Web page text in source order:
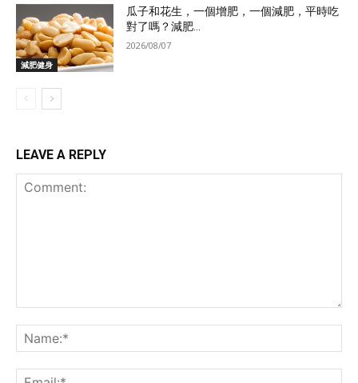
減肥健身
瓜子和花生，一個增肥，一個減肥，平時吃
對了嗎？減肥...
2026/08/07
LEAVE A REPLY